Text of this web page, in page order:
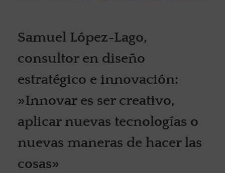
Samuel López-Lago,
consultor en diseño
estratégico e innovación:
»Innovar es ser creativo,
aplicar nuevas tecnologías o
nuevas maneras de hacer las
cosas»